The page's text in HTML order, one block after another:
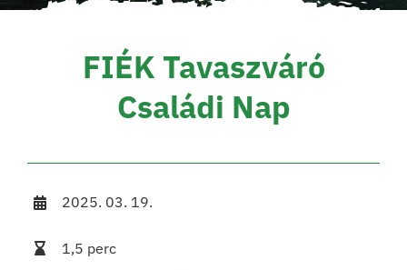
FIÉK Tavaszváró
Családi Nap
2025. 03. 19.
1,5 perc